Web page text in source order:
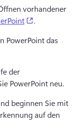
vorhandener
.
PowerPoint das
der
PowerPoint neu.
beginnen Sie mit
auf den